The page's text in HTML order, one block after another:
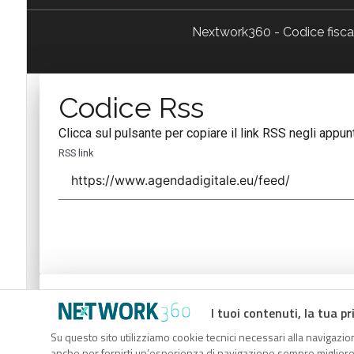
I tuoi contenuti, la tua
Su questo sito utilizziamo cookie tecnici necessari alla
Nextwork360 - Codice
Codice Rss
Clicca sul pulsante per copiare il link RSS negli
RSS link
Codice Rss
Clicca sul pulsante per copiare il link RSS negli